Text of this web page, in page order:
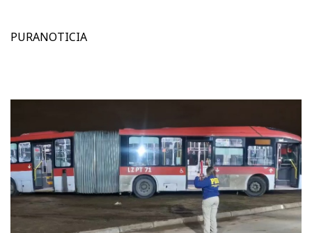
PURANOTICIA